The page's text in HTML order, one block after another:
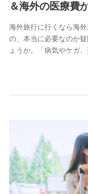
＆海外の医療費
海外旅行に行くなら海
の、本当に必要なのか
ょうか。「病気やケガ